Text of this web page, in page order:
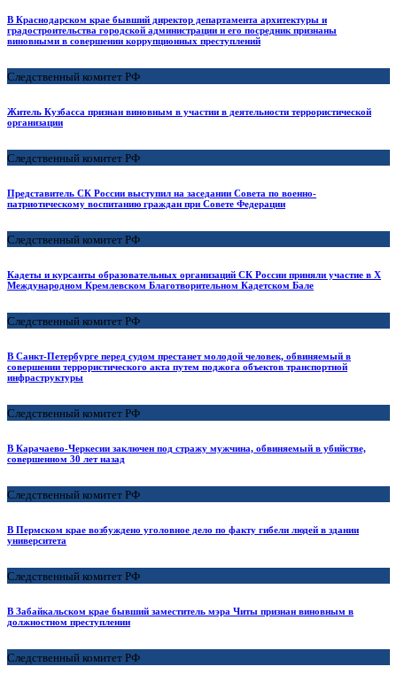
В Краснодарском крае бывший директор департамента архитектуры и
градостроительства городской администрации и его посредник признаны
виновными в совершении коррупционных преступлений
Следственный комитет РФ
Житель Кузбасса признан виновным в участии в деятельности террористической
организации
Следственный комитет РФ
Представитель СК России выступил на заседании Совета по военно-
патриотическому воспитанию граждан при Совете Федерации
Следственный комитет РФ
Кадеты и курсанты образовательных организаций СК России приняли участие в X
Международном Кремлевском Благотворительном Кадетском Бале
Следственный комитет РФ
В Санкт-Петербурге перед судом престанет молодой человек, обвиняемый в
совершении террористического акта путем поджога объектов транспортной
инфраструктуры
Следственный комитет РФ
В Карачаево-Черкесии заключен под стражу мужчина, обвиняемый в убийстве,
совершенном 30 лет назад
Следственный комитет РФ
В Пермском крае возбуждено уголовное дело по факту гибели людей в здании
университета
Следственный комитет РФ
В Забайкальском крае бывший заместитель мэра Читы признан виновным в
должностном преступлении
Следственный комитет РФ